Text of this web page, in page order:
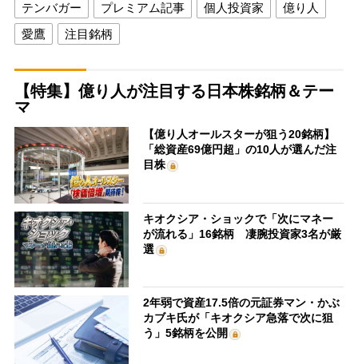
テンバガー プレミアム記事 個人投資家
億り人
愛鷹
注目銘柄
【特集】億り人が注目する日本株銘柄＆テー
マ
【億り人オールスターが狙う20銘柄】
「総資産69億円超」の10人が選んだ注
目株
キオクシア・ショックで「次にマネー
が流れる」16銘柄 凄腕投資家3名が厳
選
2年弱で資産17.5倍の元証券マン・かぶ
カブキ氏が「キオクシア急落で次に狙
う」5銘柄を公開